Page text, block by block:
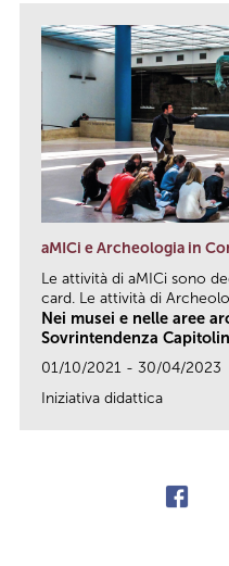
aMICi e Archeologia in
Le attività di aMICi sono
card. Le attività di
Nei musei e nelle aree
Sovrintendenza
01/10/2021 - 30/04/2023
Iniziativa didattica